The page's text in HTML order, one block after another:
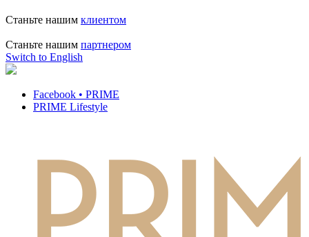
Станьте нашим клиентом
Станьте нашим партнером
Switch to English
Facebook • PRIME
PRIME Lifestyle